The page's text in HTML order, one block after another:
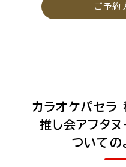
ご予約
カラオケパセラ
推し会アフタヌ
ついての